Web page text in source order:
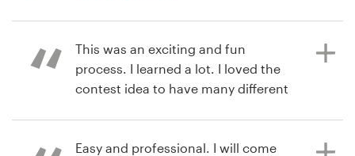
Visualizar seu concurso de logotipo
This was an exciting and fun
process. I learned a lot. I loved the
contest idea to have many different
friendly and I will use again for my
Easy and professional. I will come